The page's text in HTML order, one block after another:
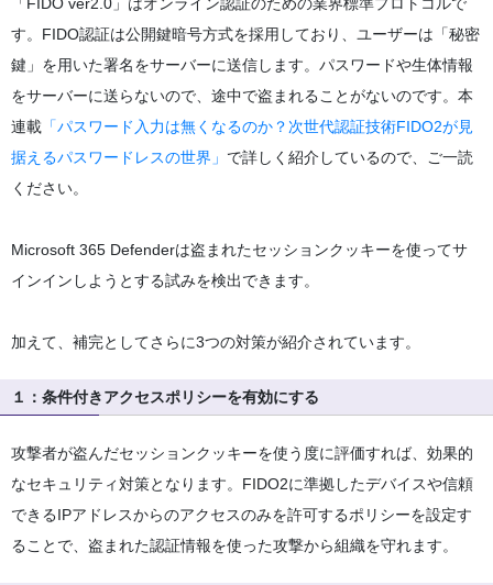
す。FIDO認証は公開鍵暗号方式を採用しており、ユーザーは「秘密
鍵」を用いた署名をサーバーに送信します。パスワードや生体情報
をサーバーに送らないので、途中で盗まれることがないのです。本
連載 「パスワード入力は無くなるのか？次世代認証技術FIDO2が見
据えるパスワードレスの世界」 で詳しく紹介しているので、ご一読
ください。
Microsoft 365 Defenderは盗まれたセッションクッキーを使ってサ
インインしようとする試みを検出できます。
加えて、補完としてさらに3つの対策が紹介されています。
１：条件付きアクセスポリシーを有効にする
攻撃者が盗んだセッションクッキーを使う度に評価すれば、効果的
なセキュリティ対策となります。FIDO2に準拠したデバイスや信頼
できるIPアドレスからのアクセスのみを許可するポリシーを設定す
ることで、盗まれた認証情報を使った攻撃から組織を守れます。